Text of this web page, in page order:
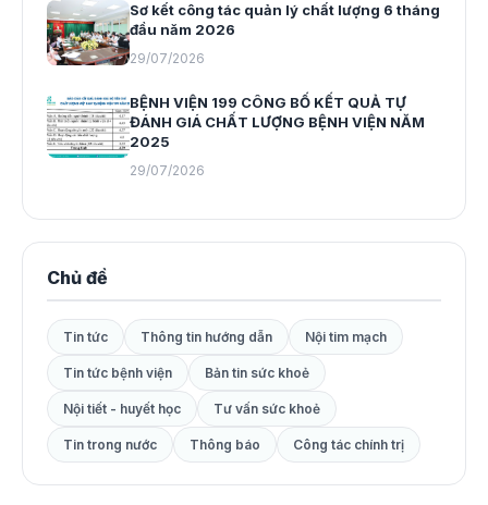
Sơ kết công tác quản lý chất lượng 6 tháng
đầu năm 2026
29/07/2026
BỆNH VIỆN 199 CÔNG BỐ KẾT QUẢ TỰ
ĐÁNH GIÁ CHẤT LƯỢNG BỆNH VIỆN NĂM
2025
29/07/2026
Chủ đề
Tin tức Thông tin hướng dẫn Nội tim mạch
Tin tức bệnh viện Bản tin sức khoẻ
Nội tiết - huyết học Tư vấn sức khoẻ
Tin trong nước Thông báo Công tác chính trị